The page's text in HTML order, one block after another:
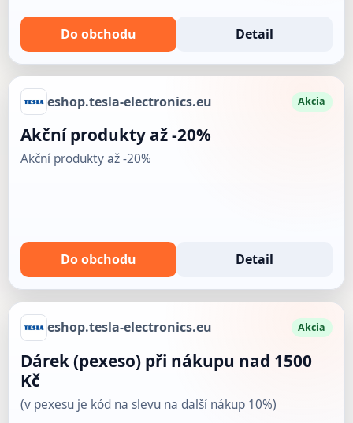
Do obchodu Detail
eshop.tesla-electronics.eu Akcia
Akční produkty až -20%
Akční produkty až -20%
Do obchodu Detail
eshop.tesla-electronics.eu Akcia
Dárek (pexeso) při nákupu nad 1500
Kč
(v pexesu je kód na slevu na další nákup 10%)